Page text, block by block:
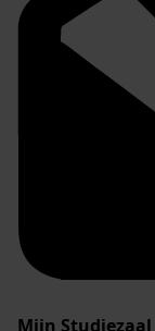
Mijn Studiezaal